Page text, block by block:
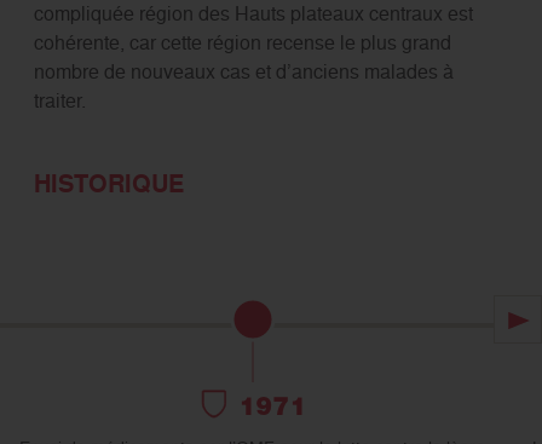
compliquée région des Hauts plateaux centraux est
cohérente, car cette région recense le plus grand
nombre de nouveaux cas et d’anciens malades à
traiter.
HISTORIQUE
1971